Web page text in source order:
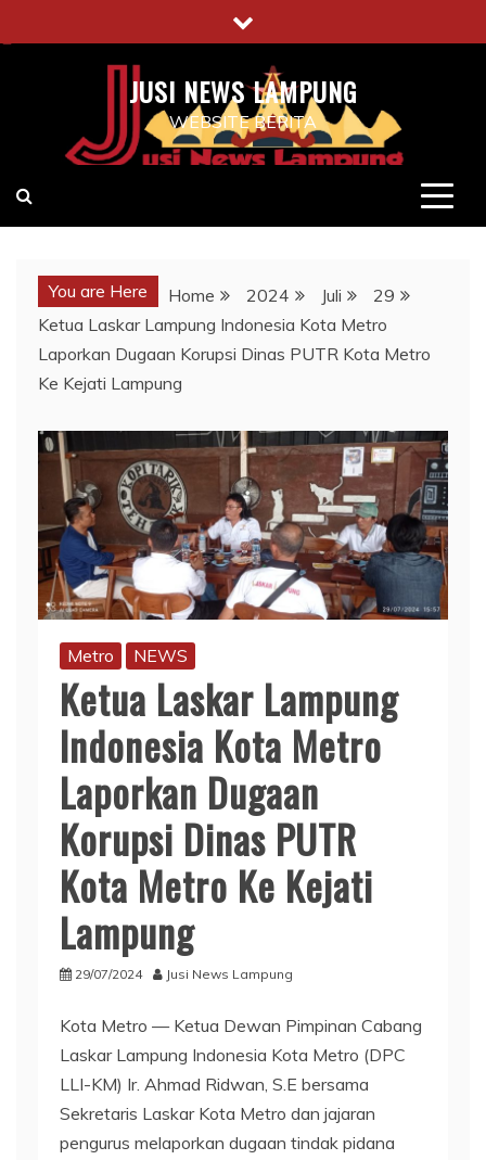
to
JUSI NEWS LAMPUNG
WEBSITE BERITA
You are Here Home 2024 Juli
29
Ketua Laskar Lampung Indonesia Kota Metro
Laporkan Dugaan Korupsi Dinas PUTR Kota Metro
Ke Kejati Lampung
Metro NEWS
Ketua Laskar Lampung
Indonesia Kota Metro
Laporkan Dugaan
Korupsi Dinas PUTR
Kota Metro Ke Kejati
Lampung
29/07/2024 Jusi News Lampung
Kota Metro — Ketua Dewan Pimpinan Cabang
Laskar Lampung Indonesia Kota Metro (DPC
LLI-KM) Ir. Ahmad Ridwan, S.E bersama
Sekretaris Laskar Kota Metro dan jajaran
pengurus melaporkan dugaan tindak pidana